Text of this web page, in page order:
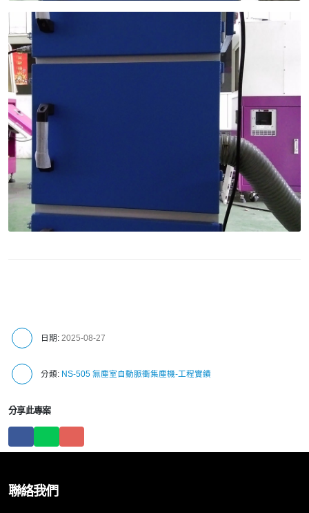
日期: 2025-08-27
分類: NS-505 無塵室自動脈衝集塵機-工程實績
分享此專案
聯絡我們